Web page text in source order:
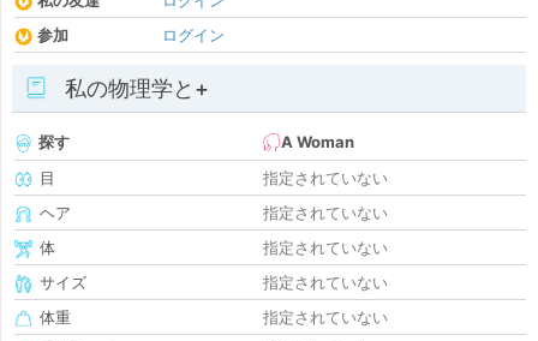
参加
ログイン
私の物理学と+
探す
A Woman
目
指定されていない
ヘア
指定されていない
体
指定されていない
サイズ
指定されていない
体重
指定されていない